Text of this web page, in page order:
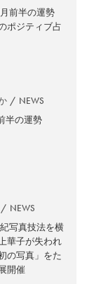
月前半の運勢
ポジティブ占
NEWS
半の運勢
NEWS
紀写真技法を横
華子が失われ
の写真」をた
開催